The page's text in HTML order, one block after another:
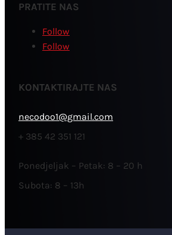
PRATITE NAS
Follow
Follow
KONTAKTIRAJTE NAS
necodoo1@gmail.com
+ 385 42 351 121
Ponedjeljak – Petak: 8 – 20 h
Subota: 8 – 13h